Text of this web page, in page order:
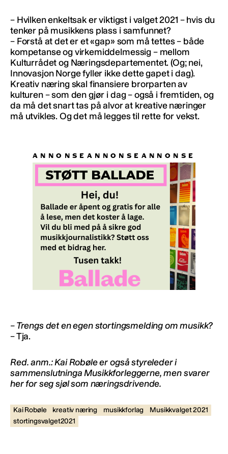
– Hvilken enkeltsak er viktigst i valget 2021 – hvis du
tenker på musikkens plass i samfunnet?
– Forstå at det er et «gap» som må tettes – både
kompetanse og virkemiddelmessig – mellom
Kulturrådet og Næringsdepartementet. (Og; nei,
Innovasjon Norge fyller ikke dette gapet i dag).
Kreativ næring skal finansiere brorparten av
kulturen – som den gjør i dag – også i fremtiden, og
da må det snart tas på alvor at kreative næringer
må utvikles. Og det må legges til rette for vekst.
– Trengs det en egen stortingsmelding om musikk?
– Tja.
Red. anm.: Kai Robøle er også styreleder i
sammenslutninga Musikkforleggerne, men svarer
her for seg sjøl som næringsdrivende.
Kai Robøle kreativ næring musikkforlag
Musikkvalget 2021
stortingsvalget2021